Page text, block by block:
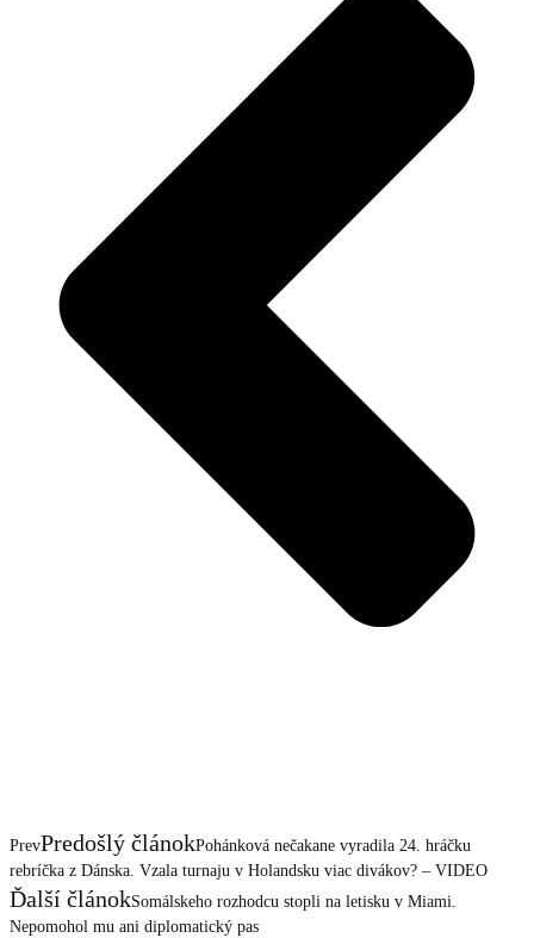
PrevPredošlý článokPohánková nečakane vyradila 24. hráčku
rebríčka z Dánska. Vzala turnaju v Holandsku viac divákov? – VIDEO
Ďalší článokSomálskeho rozhodcu stopli na letisku v Miami.
Nepomohol mu ani diplomatický pas